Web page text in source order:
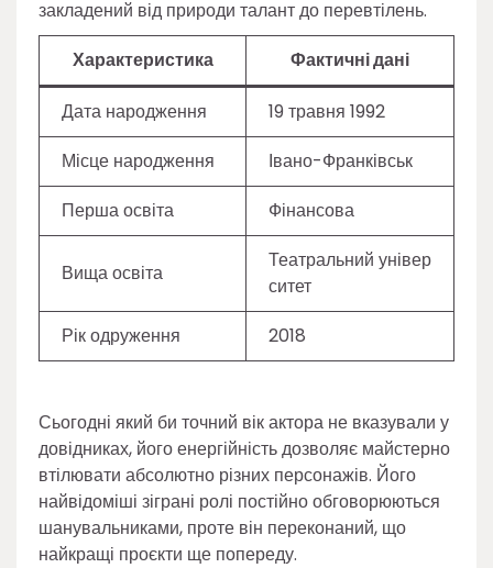
закладений від природи талант до перевтілень.
Характеристика
Фактичні дані
Дата народження
19 травня 1992
Місце народження
Івано-Франківськ
Перша освіта
Фінансова
Вища освіта
Театральний універ
ситет
Рік одруження
2018
Сьогодні який би точний вік актора не вказували у
довідниках, його енергійність дозволяє майстерно
втілювати абсолютно різних персонажів. Його
найвідоміші зіграні ролі постійно обговорюються
шанувальниками, проте він переконаний, що
найкращі проєкти ще попереду.